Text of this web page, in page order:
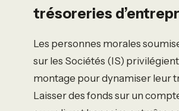
trésoreries
Les personnes morales
sur les Sociétés (IS)
montage pour dynamiser leur
Laisser des fonds sur un